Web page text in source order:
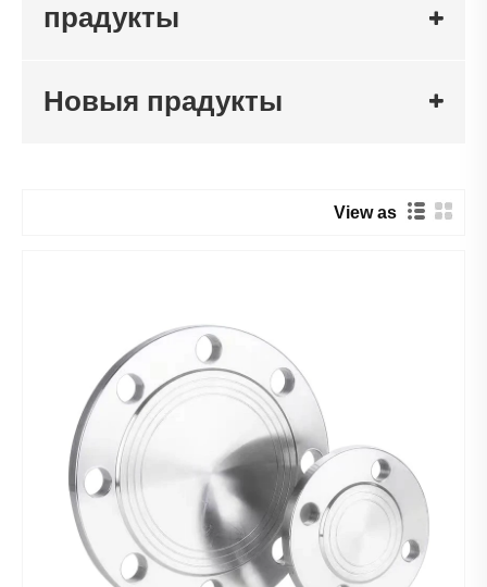
прадукты
Новыя прадукты
View as